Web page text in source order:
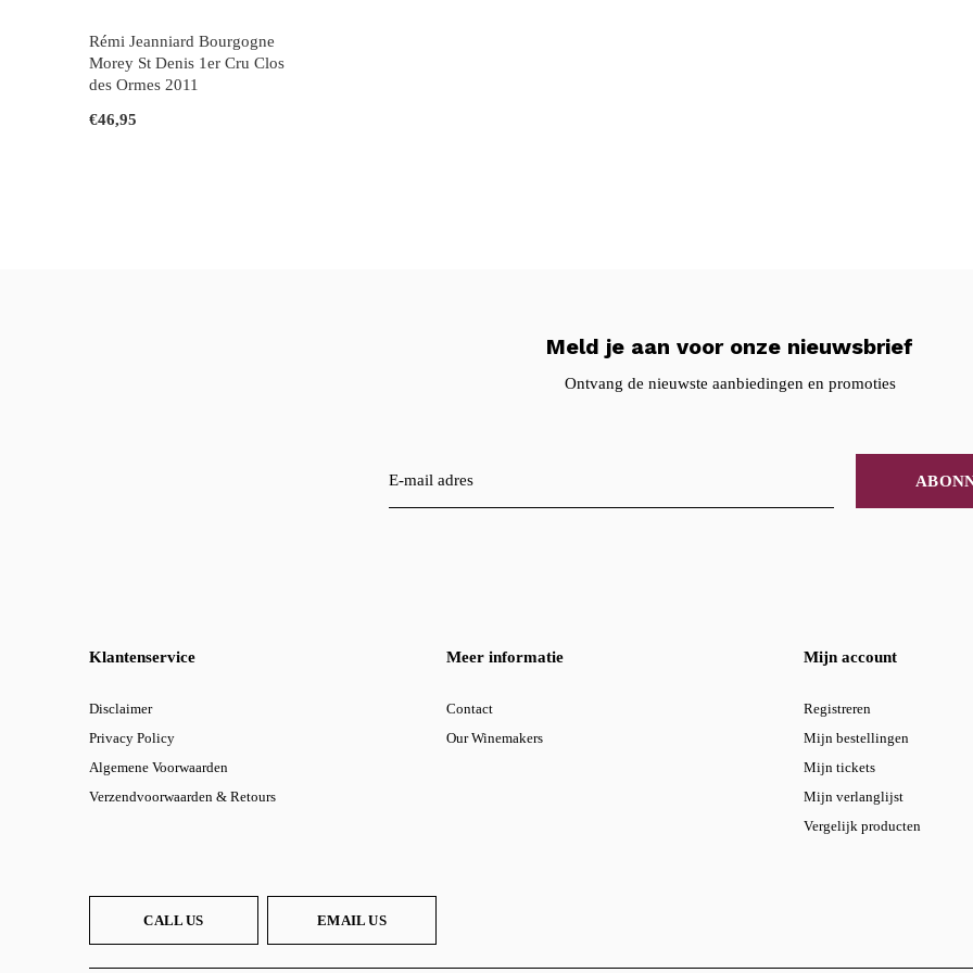
Rémi Jeanniard Bourgogne
Morey St Denis 1er Cru Clos
des Ormes 2011
€46,95
Meld je aan voor onze nieuwsbrief
Ontvang de nieuwste aanbiedingen en promoties
Klantenservice
Disclaimer
Privacy Policy
Algemene Voorwaarden
Verzendvoorwaarden & Retours
Meer informatie
Contact
Our Winemakers
Mijn account
Registreren
Mijn bestellingen
Mijn tickets
Mijn verlanglijst
Vergelijk producten
CALL US EMAIL US